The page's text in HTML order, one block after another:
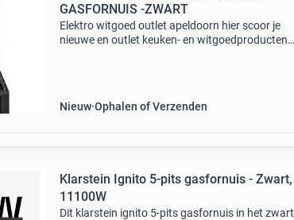
GASFORNUIS -ZWART
Elektro witgoed outlet apeldoorn hier scoor je
nieuwe en outlet keuken- en witgoedproducten
Nieuw Ophalen of Verzenden
Klarstein Ignito 5-pits gasfornuis - Zwart,
11100W
Dit klarstein ignito 5-pits gasfornuis in het zwart